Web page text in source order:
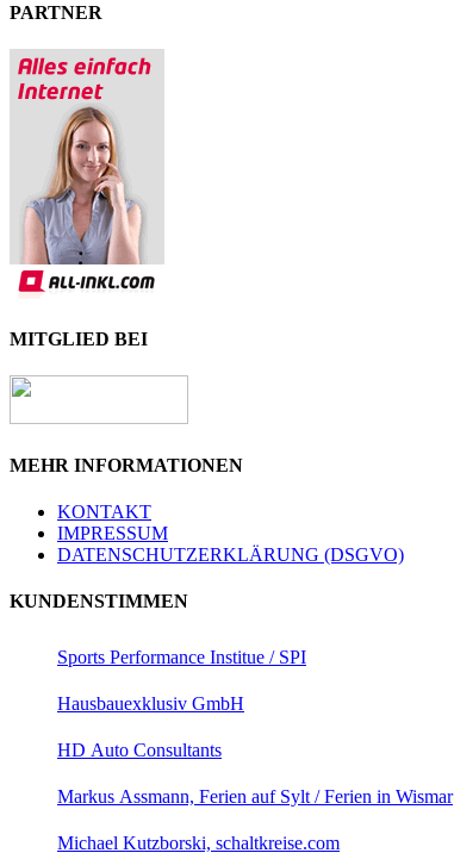
PARTNER
MITGLIED BEI
MEHR INFORMATIONEN
KONTAKT
IMPRESSUM
DATENSCHUTZERKLÄRUNG (DSGVO)
KUNDENSTIMMEN
Sports Performance Institue / SPI
Hausbauexklusiv GmbH
HD Auto Consultants
Markus Assmann, Ferien auf Sylt / Ferien in Wismar
Michael Kutzborski, schaltkreise.com